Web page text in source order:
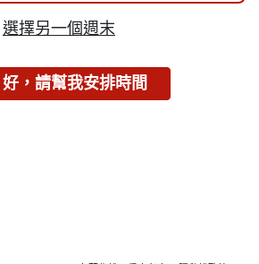
選擇另一個週末
好，請幫我安排時間